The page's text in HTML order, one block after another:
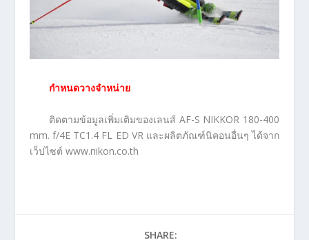
กำหนดวางจำหน่าย
ติดตามข้อมูลเพิ่มเติมของเลนส์ AF-S NIKKOR 180-400
mm. f/4E TC1.4 FL ED VR และผลิตภัณฑ์นิคอนอื่นๆ ได้จาก
เว็ปไซต์ www.nikon.co.th
SHARE: